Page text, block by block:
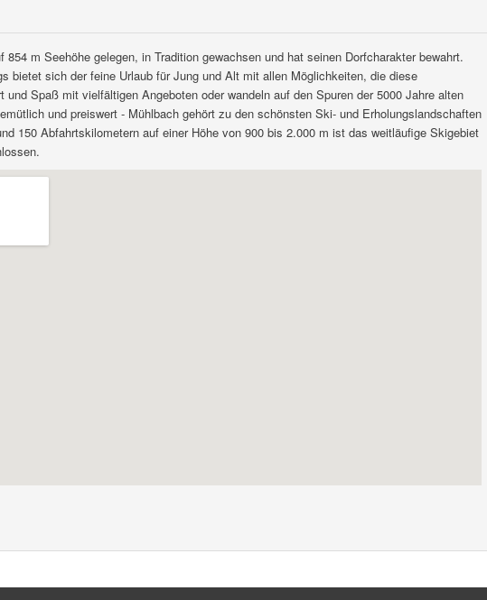
m Seehöhe gelegen, in Tradition gewachsen und hat seinen Dorfcharakter bewahrt.
bietet sich der feine Urlaub für Jung und Alt mit allen Möglichkeiten, die diese
Spaß mit vielfältigen Angeboten oder wandeln auf den Spuren der 5000 Jahre alten
und preiswert - Mühlbach gehört zu den schönsten Ski- und Erholungslandschaften
150 Abfahrtskilometern auf einer Höhe von 900 bis 2.000 m ist das weitläufige Skigebiet